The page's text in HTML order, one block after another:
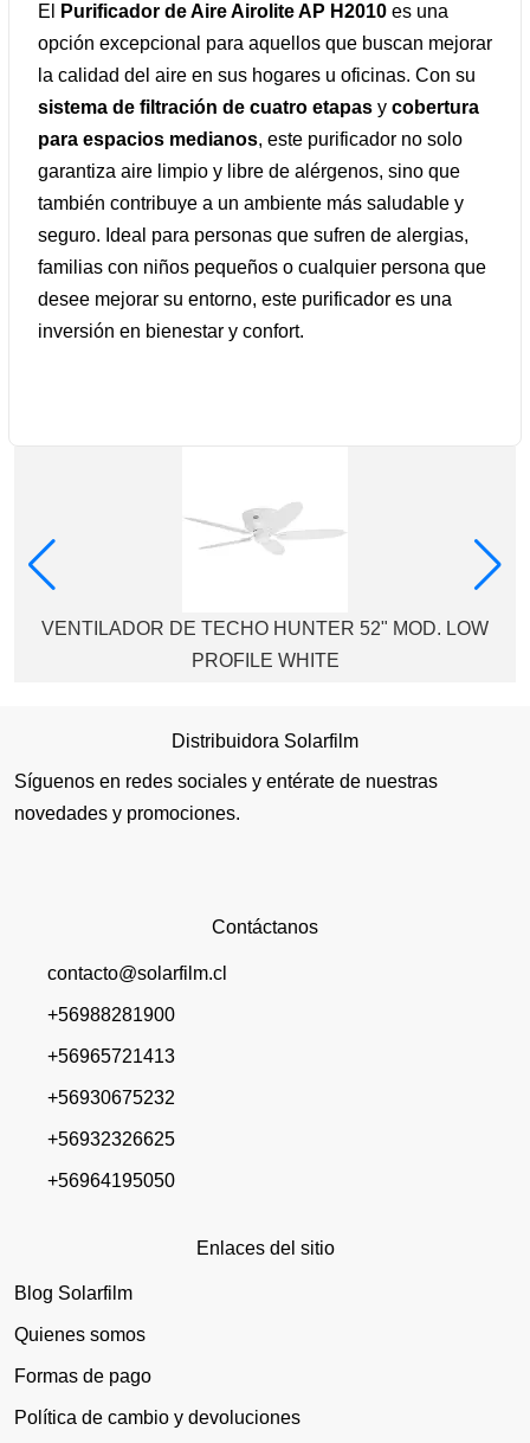
El Purificador de Aire Airolite AP H2010 es una
opción excepcional para aquellos que buscan mejorar
la calidad del aire en sus hogares u oficinas. Con su
sistema de filtración de cuatro etapas y cobertura
para espacios medianos, este purificador no solo
garantiza aire limpio y libre de alérgenos, sino que
también contribuye a un ambiente más saludable y
seguro. Ideal para personas que sufren de alergias,
familias con niños pequeños o cualquier persona que
desee mejorar su entorno, este purificador es una
inversión en bienestar y confort.
VENTILADOR DE TECHO HUNTER 52" MOD. LOW
PROFILE WHITE
Distribuidora Solarfilm
Síguenos en redes sociales y entérate de nuestras
novedades y promociones.
Contáctanos
contacto@solarfilm.cl
+56988281900
+56965721413
+56930675232
+56932326625
+56964195050
Enlaces del sitio
Blog Solarfilm
Quienes somos
Formas de pago
Política de cambio y devoluciones